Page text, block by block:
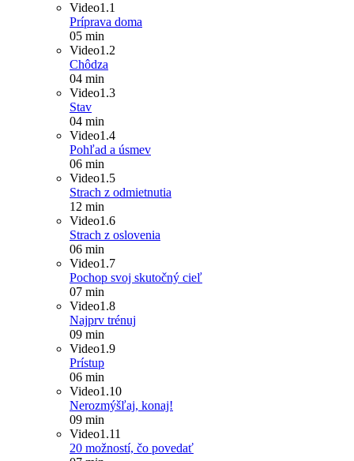
Video1.1
Príprava doma
05 min
Video1.2
Chôdza
04 min
Video1.3
Stav
04 min
Video1.4
Pohľad a úsmev
06 min
Video1.5
Strach z odmietnutia
12 min
Video1.6
Strach z oslovenia
06 min
Video1.7
Pochop svoj skutočný cieľ
07 min
Video1.8
Najprv trénuj
09 min
Video1.9
Prístup
06 min
Video1.10
Nerozmýšľaj, konaj!
09 min
Video1.11
20 možností, čo povedať